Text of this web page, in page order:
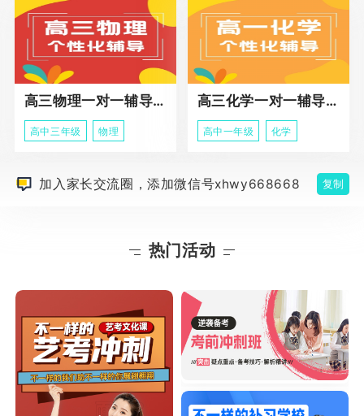
高三物理一对一辅导课程
高中三年级 物理
高三化学一对一辅导课程
高中一年级 化学
加入家长交流圈，添加微信号xhwy668668 复制
热门活动